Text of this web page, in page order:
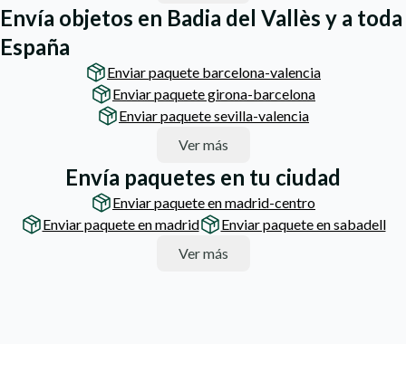
Envía objetos en Badia del Vallès y a toda
España
Enviar paquete barcelona-valencia
Enviar paquete girona-barcelona
Enviar paquete sevilla-valencia
Ver más
Envía paquetes en tu ciudad
Enviar paquete en madrid-centro
Enviar paquete en madrid
Enviar paquete en sabadell
Ver más